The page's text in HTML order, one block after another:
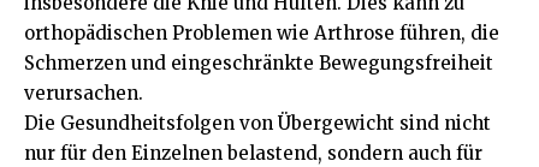
orthopädischen Problemen wie Arthrose führen, die
Schmerzen und eingeschränkte Bewegungsfreiheit
verursachen.
Die Gesundheitsfolgen von Übergewicht sind nicht
nur für den Einzelnen belastend, sondern auch für